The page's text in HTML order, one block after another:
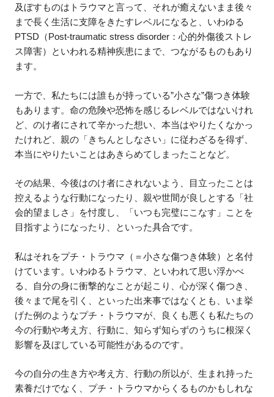
及ぼすものはトラウマと言って、それが癒えないまま後々
まで長く生活に支障をきたすレベルになると、いわゆる
PTSD（Post-traumatic stress disorder：心的外傷後ストレ
ス障害）といわれる精神疾患にまで、つながるものもあり
ます。
一方で、私たちには誰もが持っている”小さな”傷つき体験
もあります。命の危険や恐怖を感じるレベルではないけれ
ど、のけ者にされて辛かった想い、本当はやりたくなかっ
たけれど、親の「きちんとしなさい」に従わざるを得ず、
本当にやりたいことはあきらめてしまったことなど。
その結果、今後はのけ者にされないよう、目立ったことは
控えるような行動になったり、親や世間が良しとする「社
会的望ましさ」を忖度し、「いつも完璧にこなす」ことを
目指すようになったり、といった具合です。
私はそれをプチ・トラウマ（＝小さな傷つき体験）と名付
けています。いわゆるトラウマ、といわれて思い浮かべ
る、自分の身に衝撃的なことが起こり、心が深く傷つき、
後々まで尾を引く、といった出来事ではなくとも、いま挙
げた例のようなプチ・トラウマが、良くも悪くも私たちの
今の行動や考え方、行動に、知らず知らずのうちに根深く
影響を及ぼしている可能性があるのです。
今の自分の生き方や考え方、行動の所以が、生まれ持った
素養だけでなく、プチ・トラウマからくるものかもしれな